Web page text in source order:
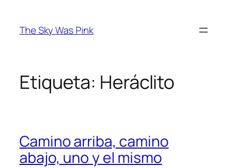
contenido
The Sky Was Pink
Etiqueta: Heráclito
Camino arriba, camino
abajo, uno y el mismo